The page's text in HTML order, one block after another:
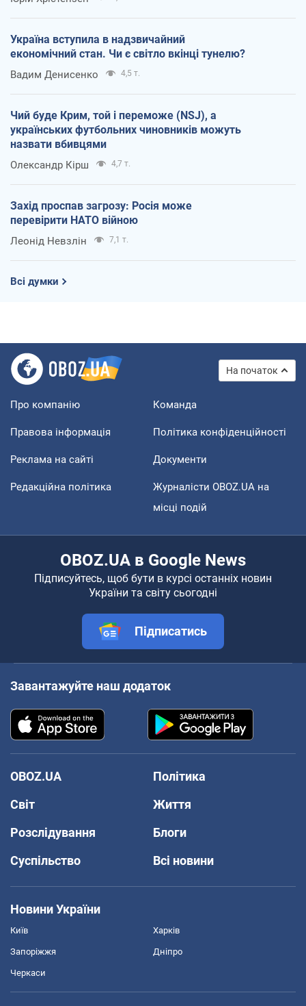
Україна вступила в надзвичайний
економічний стан. Чи є світло вкінці тунелю?
Вадим Денисенко 4,5 т.
Чий буде Крим, той і переможе (NSJ), а
українських футбольних чиновників можуть
назвати вбивцями
Олександр Кірш 4,7 т.
Захід проспав загрозу: Росія може
перевірити НАТО війною
Леонід Невзлін 7,1 т.
Всі думки
На початок
Про компанію Команда
Правова інформація Політика конфіденційності
Реклама на сайті Документи
Редакційна політика
Журналісти OBOZ.UA на
місці подій
OBOZ.UA в Google News
Підписуйтесь, щоб бути в курсі останніх новин
України та світу сьогодні
Підписатись
Завантажуйте наш додаток
OBOZ.UA
Політика
Світ
Життя
Розслідування
Блоги
Суспільство
Всі новини
Новини України
Київ Харків
Запоріжжя Дніпро
Черкаси